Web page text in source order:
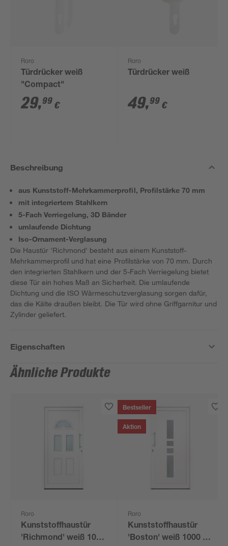
Roro
Türdrücker weiß
"Compact"
29,99 €
Roro
Türdrücker weiß
49,99 €
Beschreibung
aus Kunststoff-Mehrkammerprofil, Profilstärke 70 mm
mit integriertem Stahlkern
5-Fach Verriegelung, 3D Bänder
umlaufende Dichtung
Iso-Ornament-Verglasung
Die Haustür 'Richmond' besteht aus einem Kunststoff-
Mehrkammerprofil und hat eine Profilstärke von 70 mm. Durch
den integrierten Stahlkern und der 5-Fach Verriegelung bietet
diese Tür ein hohes Maß an Sicherheit. Die umlaufende
Dichtung und die ISO Wärmeschutzverglasung sorgen dafür,
das die Kälte draußen bleibt. Die Tür wird ohne Griffgarnitur und
Zylinder geliefert.
Eigenschaften
Ähnliche Produkte
Roro
Kunststoffhaustür
'Richmond' weiß 1000
Bestseller
Aktion
Roro
Kunststoffhaustür
'Boston' weiß 1000 x